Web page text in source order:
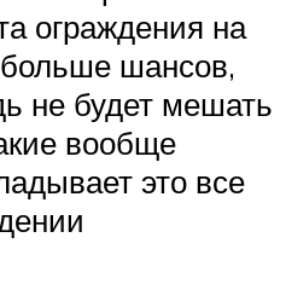
ограждения на
шансов,
не будет мешать
вообще
это все